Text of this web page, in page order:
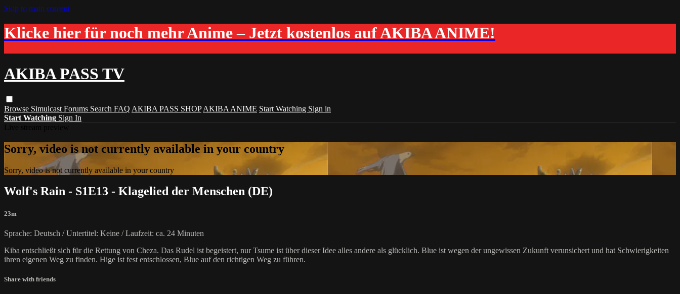
Skip to main content
Klicke hier für noch mehr Anime – Jetzt kostenlos auf AKIBA ANIME!
AKIBA PASS TV
Browse Simulcast Forums Search FAQ AKIBA PASS SHOP AKIBA ANIME Start Watching Sign in
Start Watching Sign In
Sorry, video is not currently available in your country
Sorry, video is not currently available in your country
Wolf's Rain - S1E13 - Klagelied der Menschen (DE)
23m
Sprache: Deutsch / Untertitel: Keine / Laufzeit: ca. 24 Minuten
Kiba entschließt sich für die Rettung von Cheza. Das Rudel ist begeistert, nur Tsume ist über dieser Idee alles andere als glücklich. Blue ist wegen der ungewissen Zukunft verunsichert und hat Schwierigkeiten
ihren eigenen Weg zu finden. Hige ist fest entschlossen, Blue auf den richtigen Weg zu führen.
Share with friends